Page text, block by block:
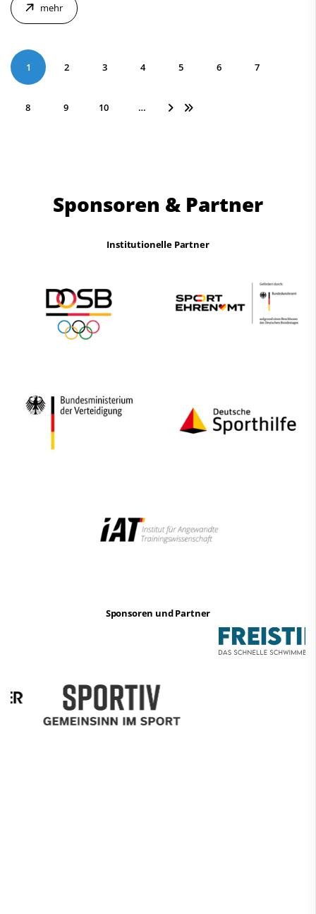
mehr
1 2 3 4 5 6 7
8 9 10 …
Sponsoren & Partner
Institutionelle Partner
Sponsoren und Partner